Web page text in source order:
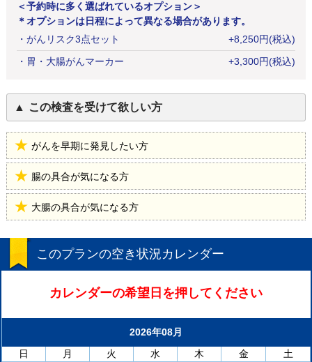
＜予約時に多く選ばれているオプション＞
＊オプションは日程によって異なる場合があります。
・ がんリスク3点セット +8,250円(税込)
・ 胃・大腸がんマーカー +3,300円(税込)
この検査を受けて欲しい方
がんを早期に発見したい方
腸の具合が気になる方
大腸の具合が気になる方
このプランの空き状況カレンダー
カレンダーの希望日を押してください
2026年08月
日
月 火 水 木 金
土